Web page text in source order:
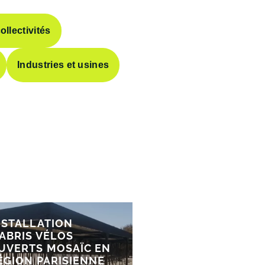
Industries et usines
VÉLOS
MOSAÏC EN
PARISIENNE